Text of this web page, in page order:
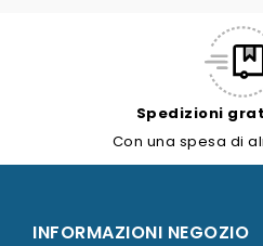
Spedizioni
Con una spesa di
INFORMAZIONI NEGOZIO